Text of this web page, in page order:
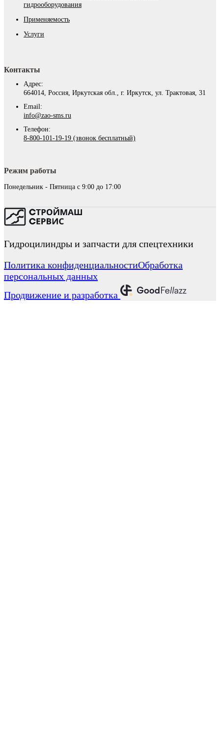
гидрооборудования
Применяемость
Услуги
Контакты
Адрес:
664014, Россия, Иркутская обл., г. Иркутск, ул. Трактовая, 31
Email:
info@zao-sms.ru
Телефон:
8-800-101-19-19 (звонок бесплатный)
Режим работы
Понедельник - Пятница с 9:00 до 17:00
Гидроцилиндры и запчасти для спецтехники
Политика конфиденциальностиОбработка
персональных данных
Продвижение и разработка